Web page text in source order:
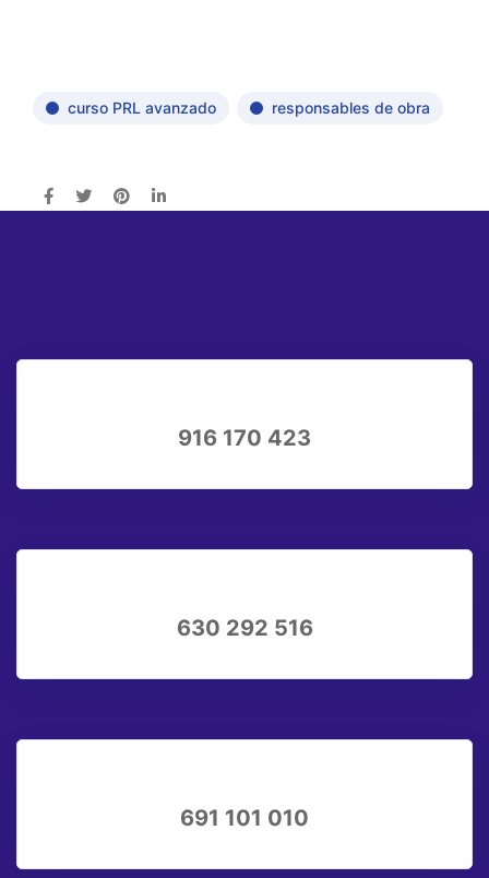
curso PRL avanzado responsables de obra
916 170 423
630 292 516
691 101 010